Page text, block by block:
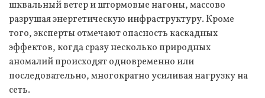
шквальный ветер и штормовые нагоны, массово
разрушая энергетическую инфраструктуру. Кроме
того, эксперты отмечают опасность каскадных
эффектов, когда сразу несколько природных
аномалий происходят одновременно или
последовательно, многократно усиливая нагрузку на
сеть.